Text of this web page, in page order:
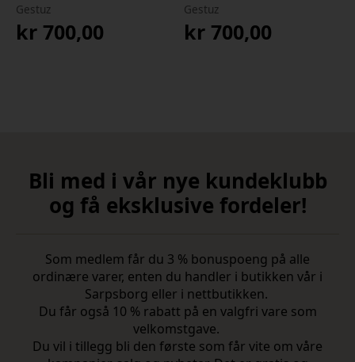
Gestuz
kr 700,00
Gestuz
kr700,00
Bli med i vår nye kundeklubb
og få eksklusive fordeler!
Som medlem får du 3 % bonuspoeng på alle
ordinære varer, enten du handler i butikken vår i
Sarpsborg eller i nettbutikken.
Du får også 10 % rabatt på en valgfri vare som
velkomstgave.
Du vil i tillegg bli den første som får vite om våre